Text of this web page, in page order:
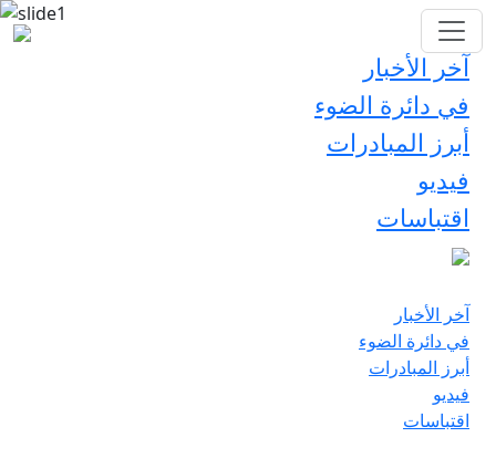
آخر الأخبار
في دائرة الضوء
أبرز المبادرات
فيديو
اقتباسات
آخر الأخبار
في دائرة الضوء
أبرز المبادرات
فيديو
اقتباسات